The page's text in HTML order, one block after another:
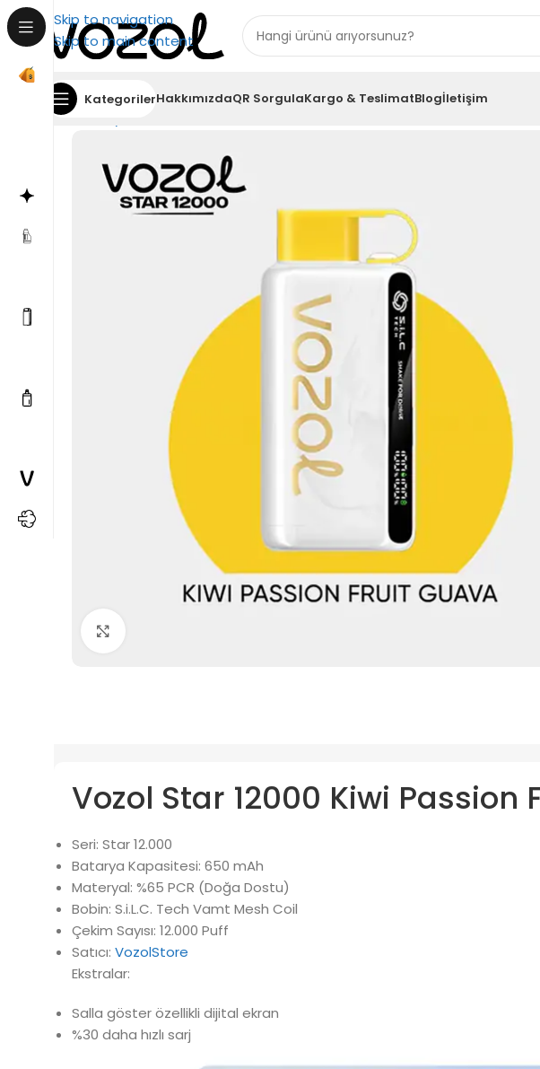
Skip to navigation
Skip to main content
KategorilerHakkımızdaQR SorgulaKargo & TeslimatBlogİletişim
Ana Sayfa
Vozol Star 12000 Kiwi Passion
Seri: Star 12.000
Batarya Kapasitesi: 650 mAh
Materyal: %65 PCR (Doğa Dostu)
Bobin: S.i.L.C. Tech Vamt Mesh Coil
Çekim Sayısı: 12.000 Puff
Satıcı: VozolStore
Ekstralar:
Salla göster özellikli dijital ekran
%30 daha hızlı sarj